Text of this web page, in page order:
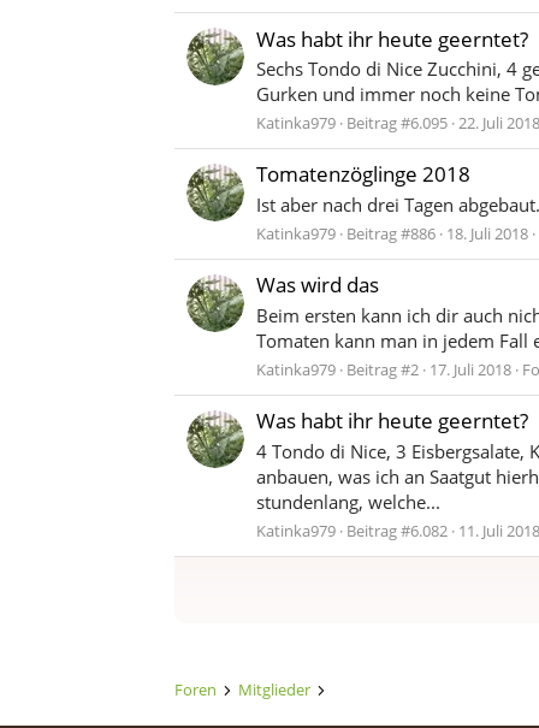
Was habt ihr heute geerntet?
Sechs Tondo di Nice Zucchini, 4
Gurken und immer noch keine
Katinka979 Beitrag #6.095 22. Juli 2018
Tomatenzöglinge 2018
Ist aber nach drei Tagen abgebaut.
Katinka979 Beitrag #886 18. Juli 2018
Was wird das
Beim ersten kann ich dir auch
Tomaten kann man in jedem Fall
Katinka979 Beitrag #2 17. Juli 2018
Was habt ihr heute geerntet?
4 Tondo di Nice, 3 Eisbergsalate,
anbauen, was ich an Saatgut
stundenlang, welche...
Katinka979 Beitrag #6.082 11. Juli 2018
Foren Mitglieder